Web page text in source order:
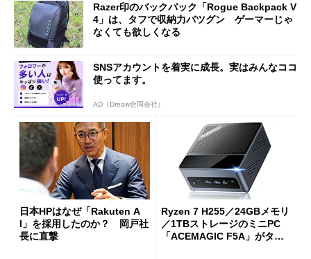
Razer印のバックパック「Rogue Backpack V
4」は、タフで収納力バツグン ゲーマーじゃ
なくても欲しくなる
SNSアカウントを着実に成長。実はみんなココ
使ってます。
AD（Dreaw合同会社）
日本HPはなぜ「Rakuten A
I」を採用したのか？ 岡戸社
長に直撃
Ryzen 7 H255／24GBメモリ
／1TBストレージのミニPC
「ACEMAGIC F5A」がタイ